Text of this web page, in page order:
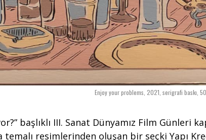
Enjoy your problems, 2021, serigrafi baskı,
başlıklı III. Sanat Dünyamız Film Günleri
temalı resimlerinden oluşan bir seçki Yapı